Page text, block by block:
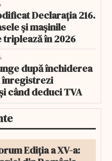
Declarația 216.
și mașinile
triplează în 2026
după închiderea
înregistrezi
când deduci TVA
Ediția a XV-a: